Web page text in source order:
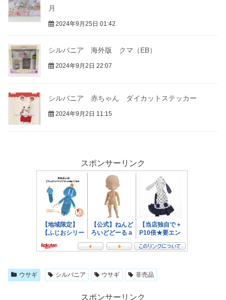
月
2024年9月25日 01:42
シルバニア 海外版 クマ（EB）
2024年9月2日 22:07
シルバニア 赤ちゃん ダイカットステッカー
2024年9月2日 11:15
スポンサーリンク
ウサギ シルバニア ウサギ 非売品
スポンサーリンク